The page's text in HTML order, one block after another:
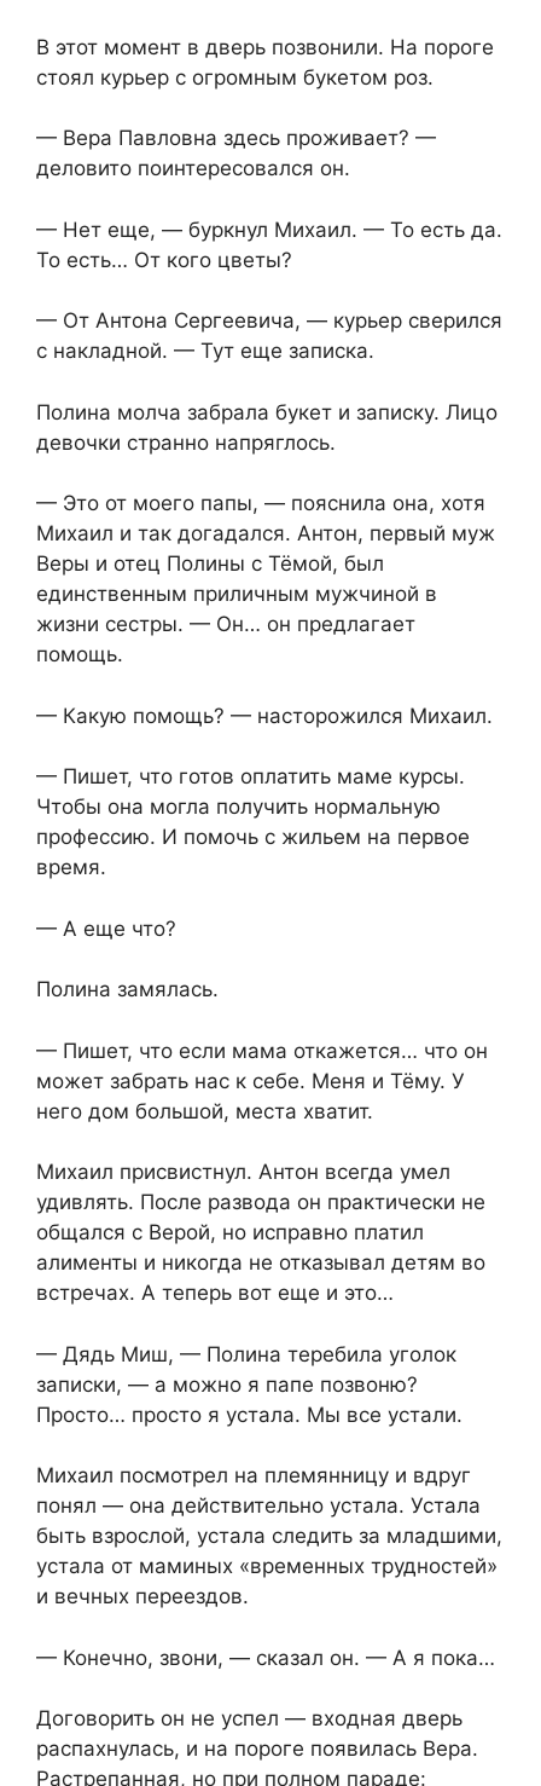
В этот момент в дверь позвонили. На пороге
стоял курьер с огромным букетом роз.
— Вера Павловна здесь проживает? —
деловито поинтересовался он.
— Нет еще, — буркнул Михаил. — То есть да.
То есть… От кого цветы?
— От Антона Сергеевича, — курьер сверился
с накладной. — Тут еще записка.
Полина молча забрала букет и записку. Лицо
девочки странно напряглось.
— Это от моего папы, — пояснила она, хотя
Михаил и так догадался. Антон, первый муж
Веры и отец Полины с Тёмой, был
единственным приличным мужчиной в
жизни сестры. — Он… он предлагает
помощь.
— Какую помощь? — насторожился Михаил.
— Пишет, что готов оплатить маме курсы.
Чтобы она могла получить нормальную
профессию. И помочь с жильем на первое
время.
— А еще что?
Полина замялась.
— Пишет, что если мама откажется… что он
может забрать нас к себе. Меня и Тёму. У
него дом большой, места хватит.
Михаил присвистнул. Антон всегда умел
удивлять. После развода он практически не
общался с Верой, но исправно платил
алименты и никогда не отказывал детям во
встречах. А теперь вот еще и это…
— Дядь Миш, — Полина теребила уголок
записки, — а можно я папе позвоню?
Просто… просто я устала. Мы все устали.
Михаил посмотрел на племянницу и вдруг
понял — она действительно устала. Устала
быть взрослой, устала следить за младшими,
устала от маминых «временных трудностей»
и вечных переездов.
— Конечно, звони, — сказал он. — А я пока…
Договорить он не успел — входная дверь
распахнулась, и на пороге появилась Вера.
Растрепанная, но при полном параде: